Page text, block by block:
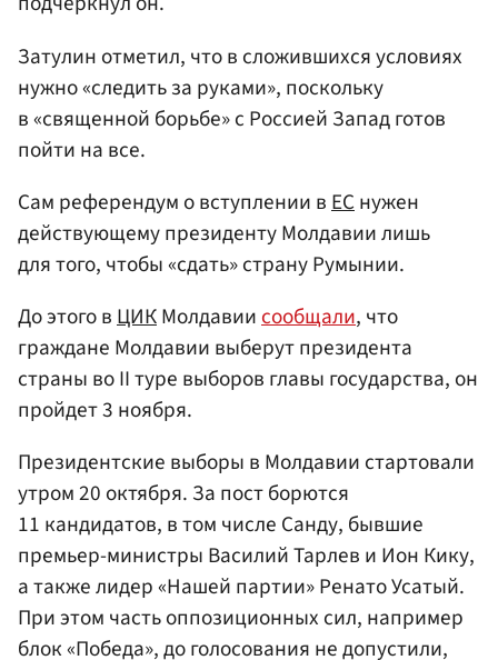
Затулин отметил, что в сложившихся условиях
нужно «следить за руками», поскольку
в «священной борьбе» с Россией Запад готов
пойти на все.
Сам референдум о вступлении вЕСнужен
действующему президенту Молдавии лишь
для того, чтобы «сдать» страну Румынии.
До этого вЦИКМолдавиисообщали, что
граждане Молдавии выберут президента
страны во II туре выборов главы государства, он
пройдет 3 ноября.
Президентские выборы в Молдавии стартовали
утром 20 октября. За пост борются
11 кандидатов, в том числе Санду, бывшие
премьер-министры Василий Тарлев и Ион Кику,
а также лидер «Нашей партии» Ренато Усатый.
При этом часть оппозиционных сил, например
блок «Победа», до голосования не допустили,